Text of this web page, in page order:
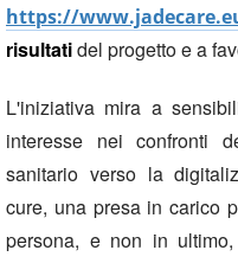
https://
risultatidel progetto e a
L'iniziativa mira a
interesse nei confronti
sanitario verso la
cure, una presa in carico
persona, e non in ultimo,